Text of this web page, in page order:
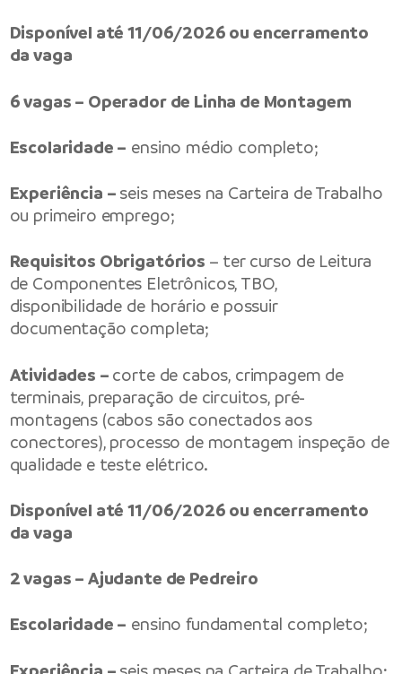
Disponível até 11/06/2026 ou encerramento
da vaga
6 vagas – Operador de Linha de Montagem
Escolaridade – ensino médio completo;
Experiência – seis meses na Carteira de Trabalho
ou primeiro emprego;
Requisitos Obrigatórios – ter curso de Leitura
de Componentes Eletrônicos, TBO,
disponibilidade de horário e possuir
documentação completa;
Atividades – corte de cabos, crimpagem de
terminais, preparação de circuitos, pré-
montagens (cabos são conectados aos
conectores), processo de montagem inspeção de
qualidade e teste elétrico.
Disponível até 11/06/2026 ou encerramento
da vaga
2 vagas – Ajudante de Pedreiro
Escolaridade – ensino fundamental completo;